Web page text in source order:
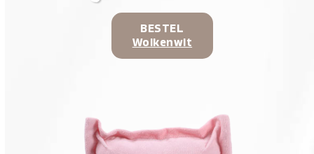
BESTEL
Wolkenwit